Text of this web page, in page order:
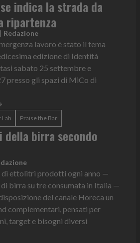
indica la strada da
ripartenza
| Redazione
lavoro è stato il tema
edizione di Identità
sabato 25 settembre e
presso gli spazi di MiCo di
Lab Praise the Bar
birra secondo
di ettolitri prodotti ogni anno —
birra su tre consumata in Italia —
del canale Horeca un
complementari, pensati per
target e bisogni diversi